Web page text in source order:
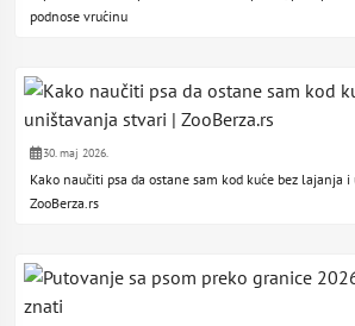
podnose vrućinu
30. maj 2026.
Kako naučiti psa da ostane sam kod kuće bez lajanja
ZooBerza.rs